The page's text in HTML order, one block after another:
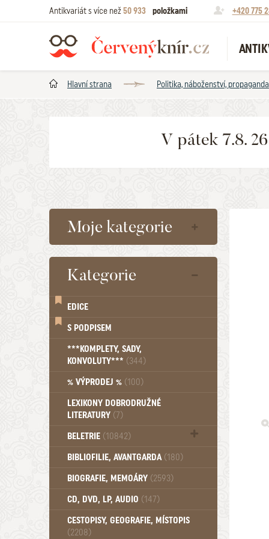
Antikvariát s více než50 933 položkami +420 775
Hlavní strana Politika, náboženství, propaganda
V pátek 7.8.
Moje kategorie
Kategorie
EDICE
S PODPISEM
***KOMPLETY, SADY,
KONVOLUTY*** (344)
% VÝPRODEJ % (100)
LEXIKONY DOBRODRUŽNÉ
LITERATURY (7)
BELETRIE (10842)
Beletrie - Historická (1388)
Beletrie - Povídky (1758)
Beletrie - Válečné romány (489)
Beletrie - Ženské a dívčí romány
(1522)
BIBLIOFILIE, AVANTGARDA (180)
BIOGRAFIE, MEMOÁRY (2593)
CD, DVD, LP, AUDIO (147)
CESTOPISY, GEOGRAFIE, MÍSTOPIS
(2208)